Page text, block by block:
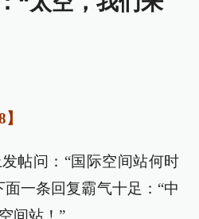
】
帖问：“国际空间站何时
一条回复霸气十足：“中
间站！”